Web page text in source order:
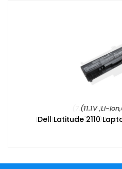
(11.1V ,Li-
Dell Latitude 2110